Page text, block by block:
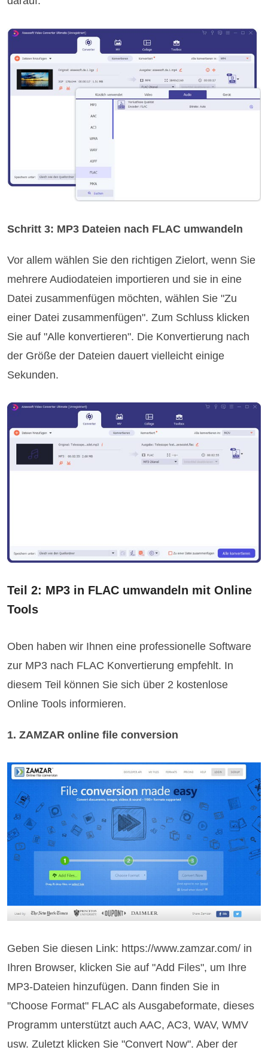
Schritt 3: MP3 Dateien nach FLAC umwandeln
Vor allem wählen Sie den richtigen Zielort, wenn Sie
mehrere Audiodateien importieren und sie in eine
Datei zusammenfügen möchten, wählen Sie "Zu
einer Datei zusammenfügen". Zum Schluss klicken
Sie auf "Alle konvertieren". Die Konvertierung nach
der Größe der Dateien dauert vielleicht einige
Sekunden.
Teil 2: MP3 in FLAC umwandeln mit Online
Tools
Oben haben wir Ihnen eine professionelle Software
zur MP3 nach FLAC Konvertierung empfehlt. In
diesem Teil können Sie sich über 2 kostenlose
Online Tools informieren.
1. ZAMZAR online file conversion
Geben Sie diesen Link: https://www.zamzar.com/ in
Ihren Browser, klicken Sie auf "Add Files", um Ihre
MP3-Dateien hinzufügen. Dann finden Sie in
"Choose Format" FLAC als Ausgabeformate, dieses
Programm unterstützt auch AAC, AC3, WAV, WMV
usw. Zuletzt klicken Sie "Convert Now". Aber der